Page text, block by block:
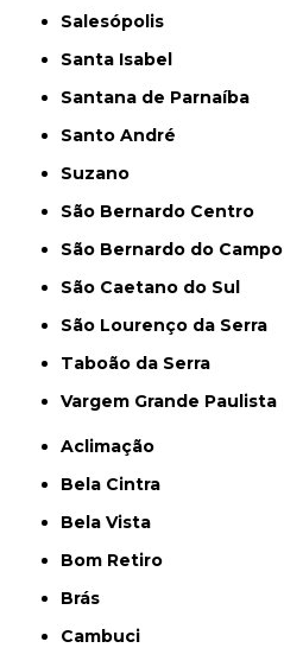
Salesópolis
Santa Isabel
Santana de Parnaíba
Santo André
Suzano
São Bernardo Centro
São Bernardo do Campo
São Caetano do Sul
São Lourenço da Serra
Taboão da Serra
Vargem Grande Paulista
Aclimação
Bela Cintra
Bela Vista
Bom Retiro
Brás
Cambuci